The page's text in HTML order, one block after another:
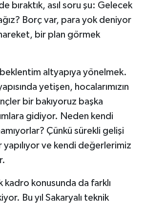
bıraktık, asıl soru şu: Gelecek
Borç var, para yok deniyor
bir plan görmek
altyapıya yönelmek.
yetişen, hocalarımızın
bir bakıyoruz başka
gidiyor. Neden kendi
Çünkü sürekli gelişi
ve kendi değerlerimiz
kadro konusunda da farklı
Bu yıl Sakaryalı teknik